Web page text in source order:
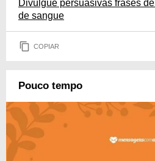
Divulgue persuasivas frases
de sangue
COPIAR
Pouco tempo